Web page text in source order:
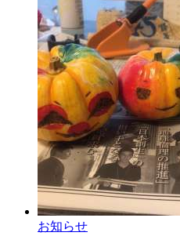
お知らせ